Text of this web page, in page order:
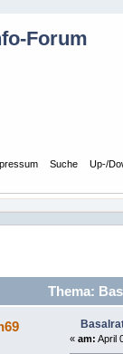
Suche Up-/
Thema:
« am: April